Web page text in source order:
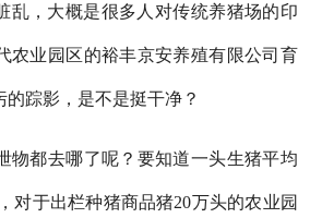
乱，大概是很多人对传统养猪场的印
农业园区的裕丰京安养殖有限公司育
踪影，是不是挺干净？
都去哪了呢？要知道一头生猪平均
对于出栏种猪商品猪20万头的农业园